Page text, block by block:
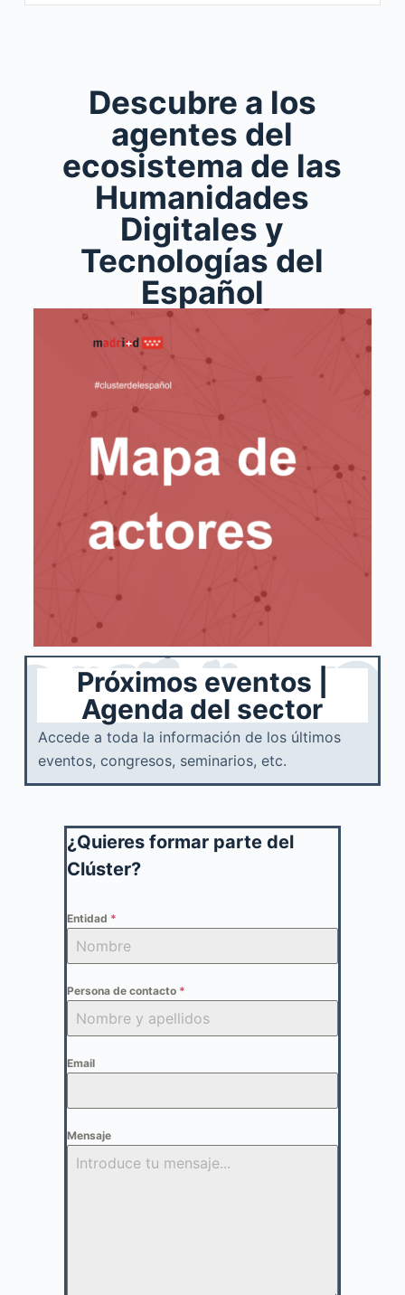
Descubre a los
agentes del
ecosistema de las
Humanidades
Digitales y
Tecnologías del
Español
Próximos eventos |
Agenda del sector
Accede a toda la información de los últimos
eventos, congresos, seminarios, etc.
¿Quieres formar parte del
Clúster?
Entidad *
Persona de contacto *
Email
Mensaje